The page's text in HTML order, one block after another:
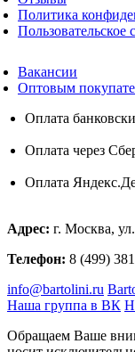
Политика
Пользовательское
Вакансии
Оптовым
Оплата
Оплата через
Оплата
Адрес: г. Москва,
Телефон: 8 (499)
info@bartolini.ru
Наша группа в ВК
Обращаем Ваше